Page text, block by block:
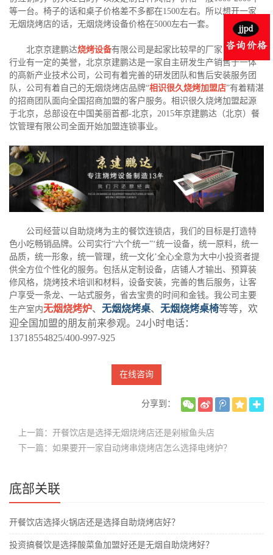
等一台。椅子的话和桌子价格差不多都在1500左右。所以想开一家
无烟烧烤店的话，无烟烧烤设备价格在5000左右一套。
北京京建鹏达烧烤设备有限公司是起家比较早的厂家，在烧烤
行业有一定的美誉，北京京建鹏达是一家自主研发生产销售于一体
的高新产业技术公司，公司有着完善的研发团队和售后安装服务团
队，公司有着自己的无烟烧烤店品牌“相识很久烧烤加盟店”有着精湛
的招商团队面向全国招商加盟的客户服务。相识很久烧烤加盟起源
于北京，总部设在中国美丽首都-北京，2015年京建鹏达（北京）餐
饮管理有限公司全面开始加盟连锁事业。
公司经营以自助烧烤为主的餐饮连锁店，我们的目标是打造特
色小吃畅销品牌。公司实行“六个统一”‘统一设备，统一原料，统一
品质，统一形象，统一管理，统一文化’全心全意为大中小投资者提
供全方位个性化的服务。包括从定制设备，店铺人才输出、预算装
修风格，烧烤技术培训和材料，设备安装，完善的售后服务，让客
户享受一条龙、一站式服务，省去宝贵的时间和金钱。我公司主要
生产室内无烟烧烤炉、 无烟烧烤桌、 无烟烧烤桌椅等等，欢
迎全国加盟的朋友前来参观。24小时电话：
13718554825/400-997-925
在线咨询
分享到：
上一篇：开餐饮店是选择无烟烧烤店还是剁椒鱼头店
下一篇：如果要开一家自动烤串烧烤店怎么选择电烤炉？
底部关联
开餐饮店选择火锅店还是选择自助烧烤店好？
投资搞餐饮是选择酸菜鱼加盟好还是无烟自助烧烤好？